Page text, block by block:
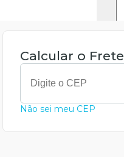
Calcular o Frete
Não sei meu CEP